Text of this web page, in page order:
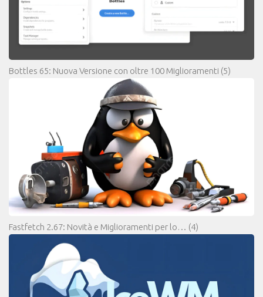
Bottles 65: Nuova Versione con oltre 100 Miglioramenti (5)
Fastfetch 2.67: Novità e Miglioramenti per lo… (4)